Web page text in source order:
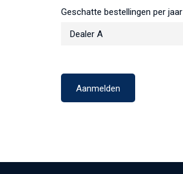
Geschatte bestellingen per jaar
Dealer A
Aanmelden